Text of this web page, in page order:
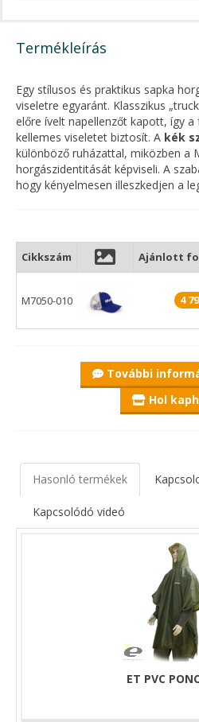
Termékleírás
Egy stílusos és praktikus sapka
viseletre egyaránt. Klasszikus
előre ívelt napellenzőt kapott, így
kellemes viseletet biztosít. A kék
különböző ruházattal, miközben a
horgászidentitását képviseli. A
hogy kényelmesen illeszkedjen a
Cikkszám Ajánlott
M7050-010 4
További
Hol
Hasonló termékek
Kapcsolódó videó
ET PVC